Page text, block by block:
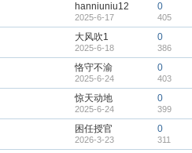
hanniuniu12
2025-6-17
0
405
大风吹1
2025-6-18
0
386
恪守不渝
2025-6-24
0
403
惊天动地
2025-6-24
0
399
困任授官
2026-3-23
0
311